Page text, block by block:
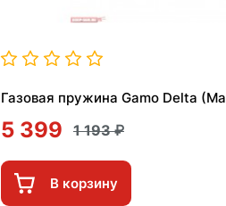
Газовая пружина Gamo Delta
5 399 1 193
В корзину